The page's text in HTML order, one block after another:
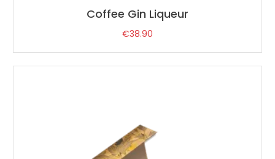
Coffee Gin Liqueur
€38.90